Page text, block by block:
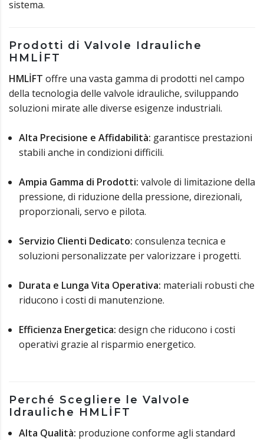
sistema.
Prodotti di Valvole Idrauliche
HMLİFT
HMLİFT offre una vasta gamma di prodotti nel campo
della tecnologia delle valvole idrauliche, sviluppando
soluzioni mirate alle diverse esigenze industriali.
Alta Precisione e Affidabilità: garantisce prestazioni
stabili anche in condizioni difficili.
Ampia Gamma di Prodotti: valvole di limitazione della
pressione, di riduzione della pressione, direzionali,
proporzionali, servo e pilota.
Servizio Clienti Dedicato: consulenza tecnica e
soluzioni personalizzate per valorizzare i progetti.
Durata e Lunga Vita Operativa: materiali robusti che
riducono i costi di manutenzione.
Efficienza Energetica: design che riducono i costi
operativi grazie al risparmio energetico.
Perché Scegliere le Valvole
Idrauliche HMLİFT
Alta Qualità: produzione conforme agli standard